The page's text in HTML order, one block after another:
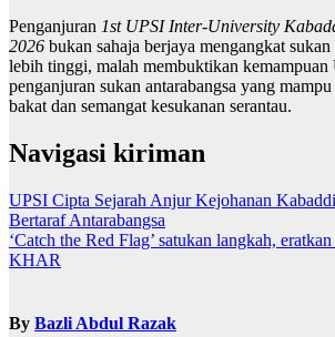
Penganjuran 1st UPSI Inter-University
2026 bukan sahaja berjaya mengangkat
lebih tinggi, malah membuktikan kemampuan
penganjuran sukan antarabangsa yang
bakat dan semangat kesukanan serantau.
Navigasi kiriman
UPSI Cipta Sejarah Anjur Kejohanan
Bertaraf Antarabangsa
‘Catch the Red Flag’ satukan langkah,
KHAR
By Bazli Abdul Razak